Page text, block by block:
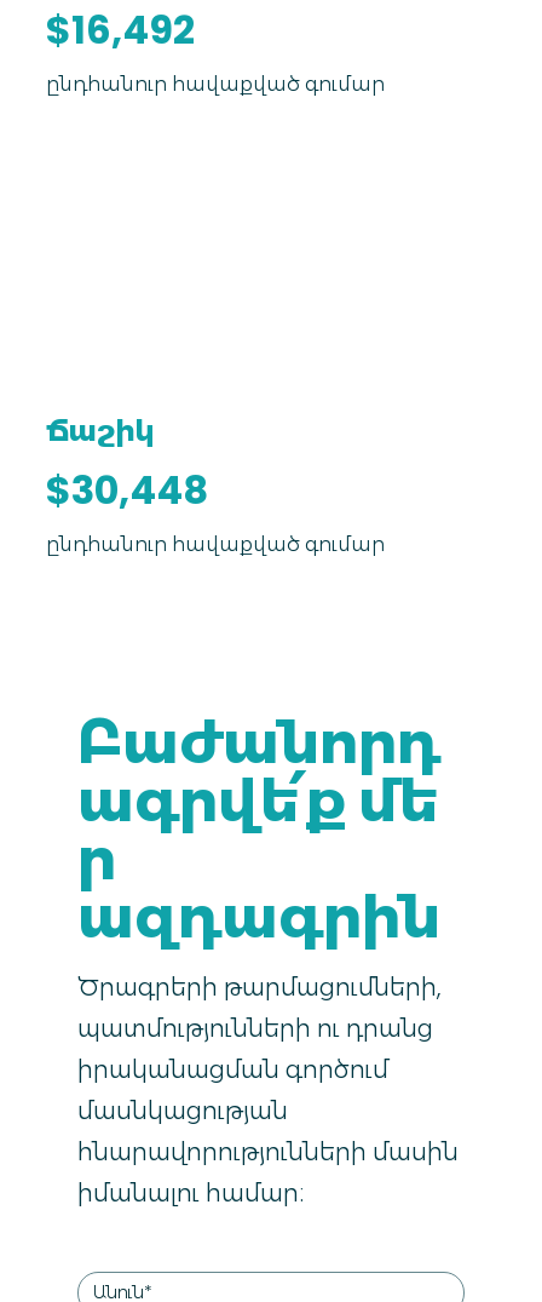
ընդհանուր հավաքված գումար
$16,492
ընդհանուր հավաքված գումար
Ճաշիկ
$30,448
Ծրագրերի թարմացումների,
պատմությունների ու դրանց
իրականացման գործում
մասնկացության
հնարավորությունների մասին
իմանալու համար։
Բաժանորդ
ագրվե՛ք մե
ր
ազդագրին